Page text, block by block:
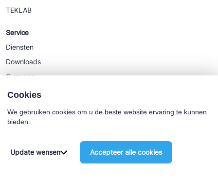
TEKLAB
Service
Diensten
Downloads
Over ons
Nieuws
Algemene Voorwaarden
Cookies
We gebruiken cookies om u de beste website ervaring te kunnen
bieden.
Update wensen Accepteer alle cookies